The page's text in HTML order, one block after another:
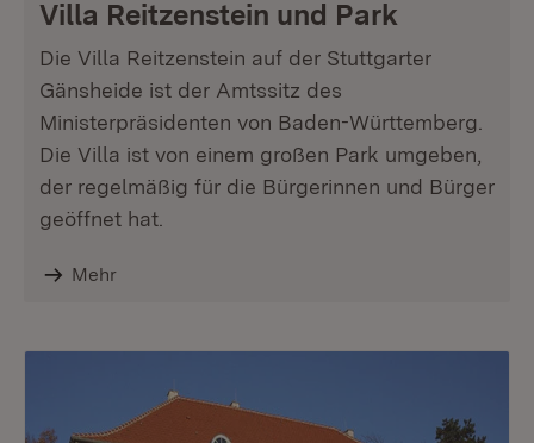
Villa Reitzenstein und Park
Die Villa Reitzenstein auf der Stuttgarter
Gänsheide ist der Amtssitz des
Ministerpräsidenten von Baden-Württemberg.
Die Villa ist von einem großen Park umgeben,
der regelmäßig für die Bürgerinnen und Bürger
geöffnet hat.
Mehr